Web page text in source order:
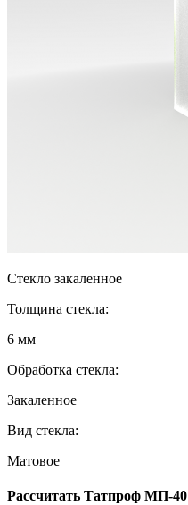
Стекло закаленное
Толщина стекла:
6 мм
Обработка стекла:
Закаленное
Вид стекла:
Матовое
Рассчитать Татпроф МП-40